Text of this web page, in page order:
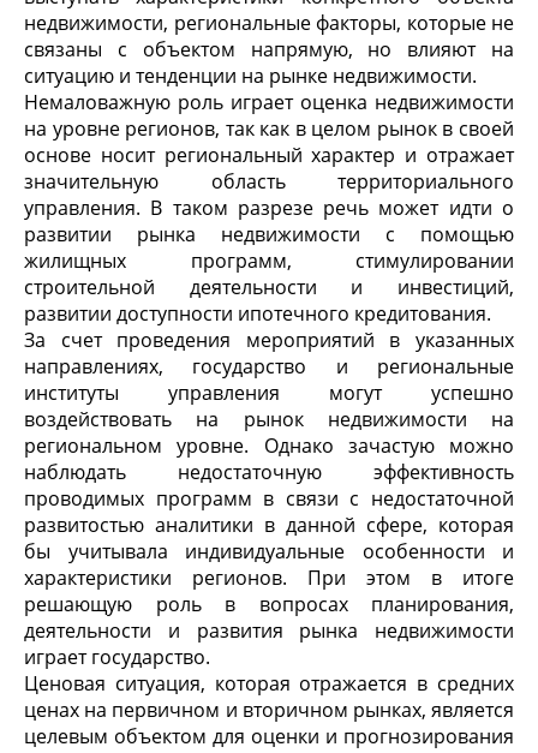
недвижимости, региональные факторы, которые не
связаны с объектом напрямую, но влияют на
ситуацию и тенденции на рынке недвижимости.
Немаловажную роль играет оценка недвижимости
на уровне регионов, так как в целом рынок в своей
основе носит региональный характер и отражает
значительную область территориального
управления. В таком разрезе речь может идти о
развитии рынка недвижимости с помощью
жилищных программ, стимулировании
строительной деятельности и инвестиций,
развитии доступности ипотечного кредитования.
За счет проведения мероприятий в указанных
направлениях, государство и региональные
институты управления могут успешно
воздействовать на рынок недвижимости на
региональном уровне. Однако зачастую можно
наблюдать недостаточную эффективность
проводимых программ в связи с недостаточной
развитостью аналитики в данной сфере, которая
бы учитывала индивидуальные особенности и
характеристики регионов. При этом в итоге
решающую роль в вопросах планирования,
деятельности и развития рынка недвижимости
играет государство.
Ценовая ситуация, которая отражается в средних
ценах на первичном и вторичном рынках, является
целевым объектом для оценки и прогнозирования